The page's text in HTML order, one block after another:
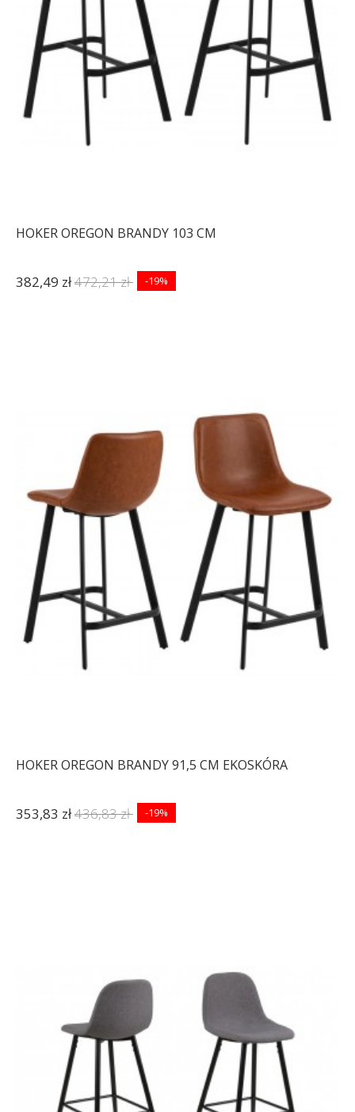
HOKER OREGON BRANDY 103 CM
382,49 zł472,21 zł -19%
HOKER OREGON BRANDY 91,5 CM EKOSKÓRA
353,83 zł436,83 zł -19%